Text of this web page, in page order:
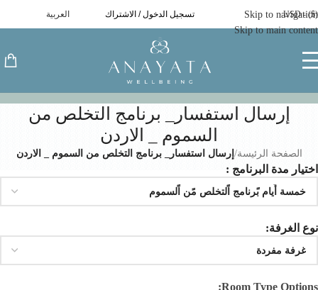
Skip to navigation
Skip to main content
($) - USD تسجيل الدخول / الاشتراك العربية
إرسال استفسار_ برنامج التخلص من
السموم _ الاردن
الصفحة الرئيسة/ إرسال استفسار_ برنامج التخلص من السموم _ الاردن
اختيار مدة البرنامج :
نوع الغرفة:
Room Type Options: